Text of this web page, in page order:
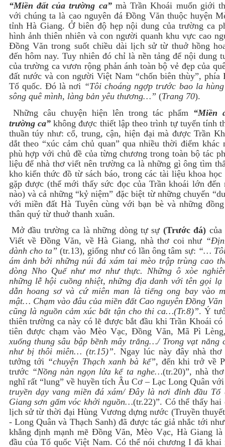
“Miền đất của trường ca”mà Trần Khoái muốn giới
với chúng ta là cao nguyên đá Đồng Văn thuộc huyện
tỉnh Hà Giang. Ở biên độ hẹp nội dung của trường ca
hình ảnh thiên nhiên và con người quanh khu vực cao
Đồng Văn trong suốt chiều dài lịch sử từ thuở hồng
đến hôm nay. Tuy nhiên đó chỉ là nền tảng để nội dung
của trường ca vươn rộng phản ánh toàn bộ vẻ đẹp của
đất nước và con người Việt Nam “chốn biên thùy”, phía
Tổ quốc. Đó là nơi “Tôi choáng ngợp trước bao la
sông quê mình, làng bản yêu thương…” (Trang 70).
Những câu chuyện hiện lên trong tác phẩm “Miền
trường ca”không được thiết lập theo trình tự tuyến tính
thuần túy như: cổ, trung, cận, hiện đại mà được Trần
dắt theo “xúc cảm chủ quan” qua nhiều thời điểm khác
phù hợp với chủ đề của từng chương trong toàn bộ tác
liệu để nhà thơ viết nên trường ca là những gì ông tìm
kho kiến thức đồ từ sách báo, trong các tài liệu khoa học
gặp được (thế mới thấy sức đọc của Trần khoái lớn đến
nào) và cả những “kỷ niệm” đặc biệt từ những chuyến
với miền đất Hà Tuyên cùng với bạn bè và những
thân quý từ thuở thanh xuân.
Mở đầu trường ca là những dòng tự sự (Trước đá) của
Viết về Đồng Văn, về Hà Giang, nhà thơ coi như
dành cho ta” (tr.13), giống như có lần ông tâm sự: “…
ám ảnh bởi những núi đá xám tai mèo trập trùng cao
dòng Nho Quế như mơ như thực. Những ô xòe
những lễ hội cuồng nhiệt, những địa danh với tên gọi lạ
dẫn hoang sơ và cứ miên man là tiếng ong bay vào
mật… Chạm vào đâu của miền đất Cao nguyên Đồng Văn
cũng là nguồn cảm xúc bất tận cho thi ca…(Tr.8)”. Ý
thiên trường ca này có lẽ được bắt đầu khi Trần Khoái có
tiên được chạm vào Mèo Vạc, Đồng Văn, Mã Pì
xuống thung sâu bập bềnh mây trắng…/ Trong vạt nắng
như bị thôi miên… (tr.15)”. Ngay lúc này đây nhà
tưởng tới “chuyện Thạch xanh bà kể”, đến khi trở về
trước “Nồng nàn ngọn lửa kể ta nghe…(tr.20)”, nhà
nghĩ rất “lung” về huyền tích Âu Cơ – Lạc Long Quân
truyền dạy vang miền đá xám/ Đây là nơi đỉnh đầu Tổ
Giang sơn gấm vóc khởi nguồn…(tr.22)”. Có thể thấy hai
lịch sử từ thời đại Hùng Vương dựng nước (Truyền
- Long Quân và Thạch Sanh) đã được tác giả nhắc tới
khẳng định mạnh mẽ Đồng Văn, Mèo Vạc, Hà Giang
đầu của Tổ quốc Việt Nam. Có thể nói chương I đã khai